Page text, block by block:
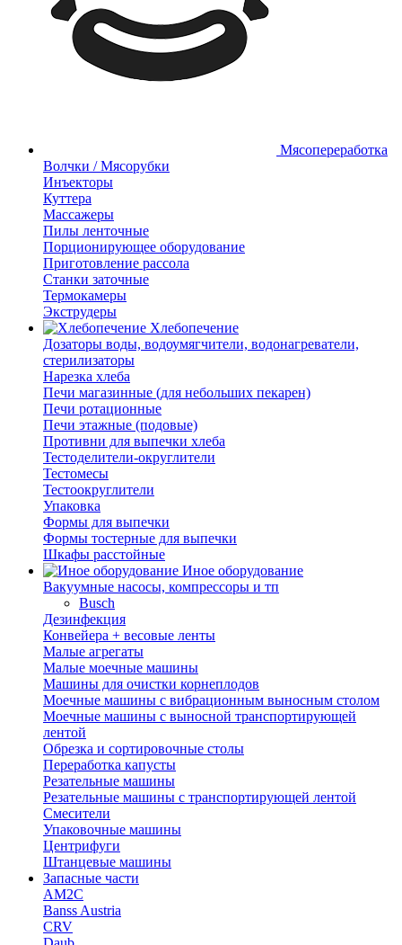
Мясопереработка
Волчки / Мясорубки
Инъекторы
Куттера
Массажеры
Пилы ленточные
Порционирующее оборудование
Приготовление рассола
Станки заточные
Термокамеры
Экструдеры
Хлебопечение
Дозаторы воды, водоумягчители, водонагреватели,
стерилизаторы
Нарезка хлеба
Печи магазинные (для небольших пекарен)
Печи ротационные
Печи этажные (подовые)
Противни для выпечки хлеба
Тестоделители-округлители
Тестомесы
Тестоокруглители
Упаковка
Формы для выпечки
Формы тостерные для выпечки
Шкафы расстойные
Иное оборудование
Вакуумные насосы, компрессоры и тп
Busch
Дезинфекция
Конвейера + весовые ленты
Малые агрегаты
Малые моечные машины
Машины для очистки корнеплодов
Моечные машины с вибрационным выносным столом
Моечные машины с выносной транспортирующей
лентой
Обрезка и сортировочные столы
Переработка капусты
Резательные машины
Резательные машины с транспортирующей лентой
Смесители
Упаковочные машины
Центрифуги
Штанцевые машины
Запасные части
AM2C
Banss Austria
CRV